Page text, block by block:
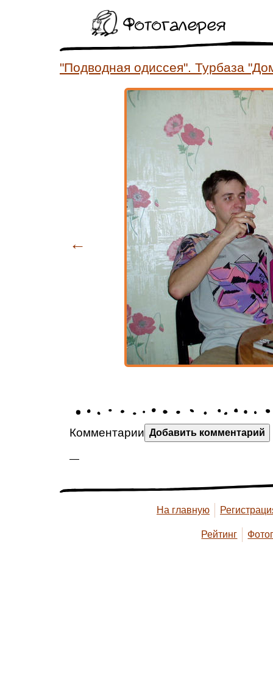
Фотогалерея
"Подводная одиссея". Турбаза
←
Комментарии Добавить комментарий
—
На главную
Рейтинг